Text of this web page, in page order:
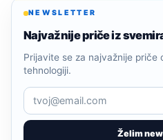
NEWSLETTER
Najvažnije priče iz
Želim
Prijavite se za najvažnije priče
tehnologiji.